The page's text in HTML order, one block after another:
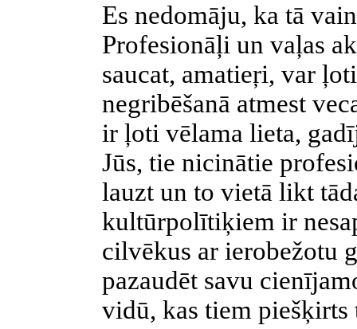
Es nedomāju, ka tā
Profesionāļi un vaļas
saucat, amatieŗi, var
negribēšanā atmest
ir ļoti vēlama lieta,
Jūs, tie nicinātie
lauzt un to vietā likt
kultūrpolītiķiem ir
cilvēkus ar ierobežotu
pazaudēt savu
vidū, kas tiem